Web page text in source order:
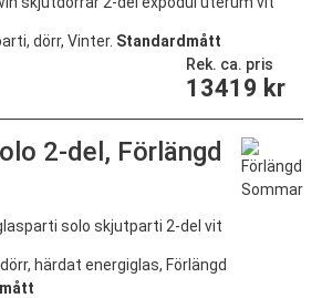
dörr, Vinter. Standardmått
Rek. ca. pris
13419 kr
2-del, Förlängd
härdat energiglas, Förlängd